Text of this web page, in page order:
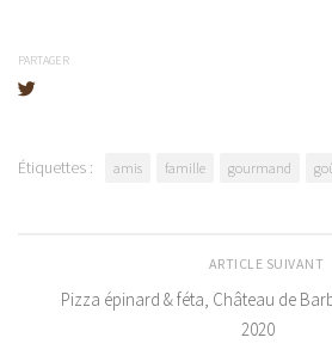
PARTAGER
Étiquettes : amis famille gourmand
ARTICLE SUIVANT
Pizza épinard & féta, Château de
2020